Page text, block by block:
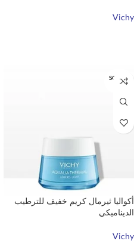
Vichy
SOLD O
UT
أكواليا ثيرمال كريم خفيف للترطيب
الديناميكي
Vichy